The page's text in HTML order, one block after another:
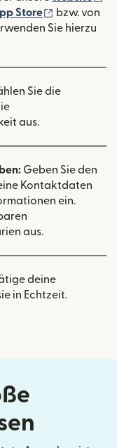
Store (wird in
bzw. von
neuen Fenster
Sie hierzu
Sie die
aus.
Geben Sie den
Kontaktdaten
ein.
aus.
deine
in Echtzeit.